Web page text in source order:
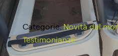
Categorie:Novità dal
Testimonianze